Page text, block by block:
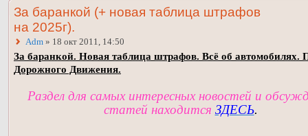
За баранкой (+ новая таблица штрафов
на 2025г).
Adm » 18 окт 2011, 14:50
За баранкой. Новая таблица штрафов. Всё об автомобилях.
Дорожного Движения.
Раздел для самых интересных новостей и
статей находится ЗДЕСЬ.